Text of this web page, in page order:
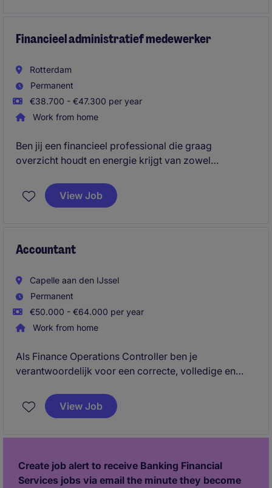
Financieel administratief medewerker
Rotterdam
Permanent
€38.700 - €47.300 per year
Work from home
Ben jij een financieel professional die graag
overzicht houdt en energie krijgt van zowel
financefunctie zorg je voor een betrouwbare
administratie, ondersteun je rapportages en denk je
View Job
Accountant
Capelle aan den IJssel
Permanent
€50.000 - €64.000 per year
Work from home
Als Finance Operations Controller ben je
verantwoordelijk voor een correcte, volledige en
kwaliteit van operationele financiële processen. Je
zorgt ervoor dat afsluitingen, aansluitingen, controles
View Job
Create job alert to receive Banking Financial
Services jobs via email the minute they become